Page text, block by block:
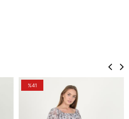
%41